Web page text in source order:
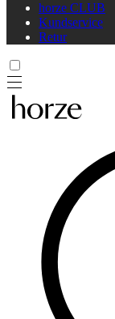
horze CLUB
Kundservice
Retur